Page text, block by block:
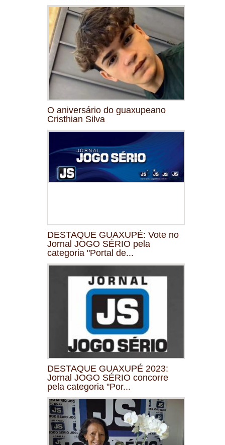
O aniversário do guaxupeano
Cristhian Silva
DESTAQUE GUAXUPÉ: Vote no
Jornal JOGO SÉRIO pela
categoria "Portal de...
DESTAQUE GUAXUPÉ 2023:
Jornal JOGO SÉRIO concorre
pela categoria "Por...